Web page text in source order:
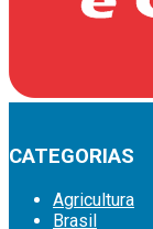
CATEGORIAS
Agricultura
Brasil